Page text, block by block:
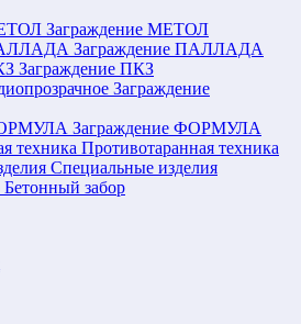
Заграждение МЕТОЛ
Заграждение ПАЛЛАДА
Заграждение ПКЗ
Заграждение
Заграждение ФОРМУЛА
Противотаранная техника
Специальные изделия
Бетонный забор